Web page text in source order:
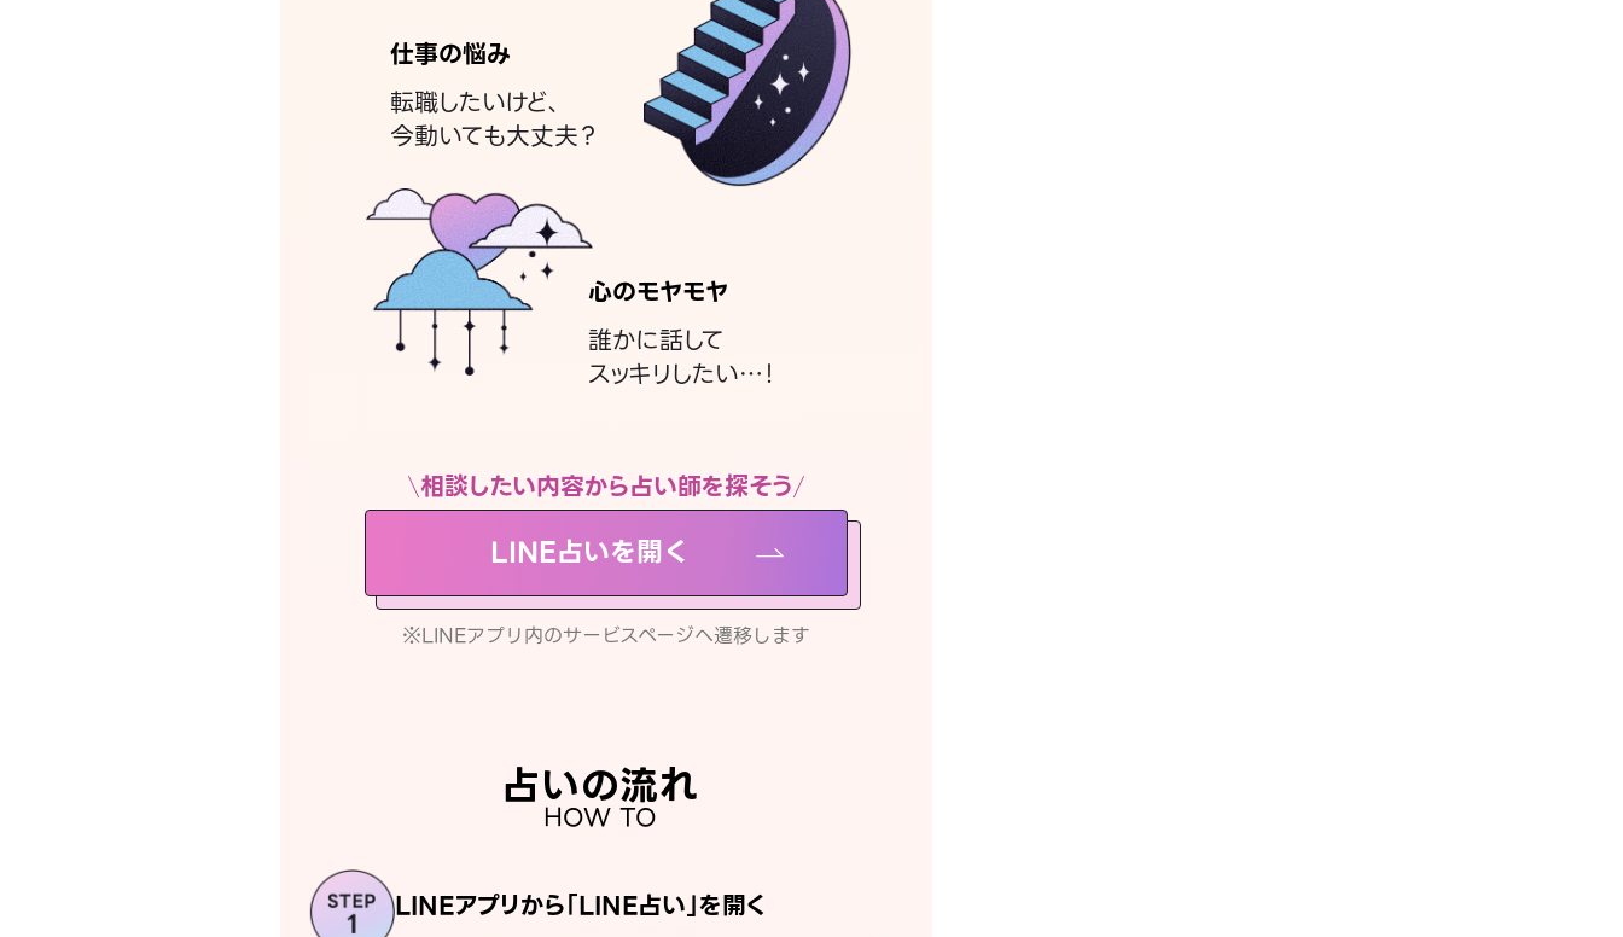
仕事の悩み
転職したいけど、
今動いても大丈夫？
心のモヤモヤ
誰かに話して
スッキリしたい…！
相談したい内容から占い師を探そう
LINE占いを開く
※LINEアプリ内のサービスページへ遷移します
占いの流れ
HOW TO
LINEアプリから「LINE占い」を開く